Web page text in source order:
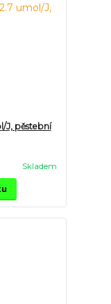
J, pěstební
Skladem